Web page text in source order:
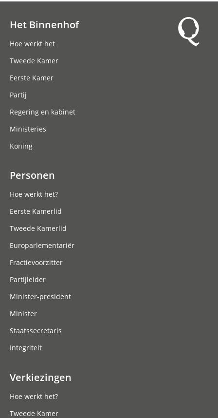
Het Binnenhof
Hoe werkt het
Tweede Kamer
Eerste Kamer
Partij
Regering en kabinet
Ministeries
Koning
Personen
Hoe werkt het?
Eerste Kamerlid
Tweede Kamerlid
Europarlementariër
Fractievoorzitter
Partijleider
Minister-president
Minister
Staatssecretaris
Integriteit
Verkiezingen
Hoe werkt het?
Tweede Kamer